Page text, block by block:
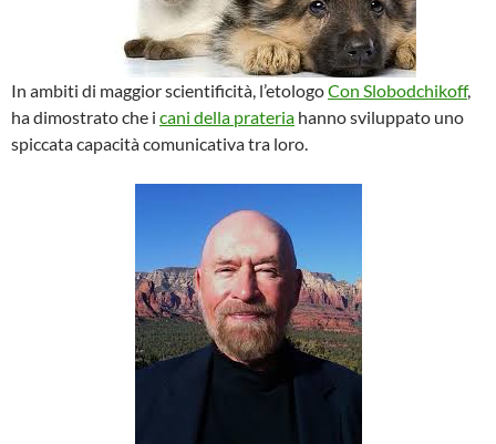
In ambiti di maggior scientificità, l’etologoCon Slobodchikoff,
ha dimostrato che i cani della prateria hanno sviluppato uno
spiccata capacità comunicativa tra loro.